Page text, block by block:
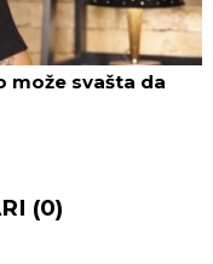
može svašta da
(0)